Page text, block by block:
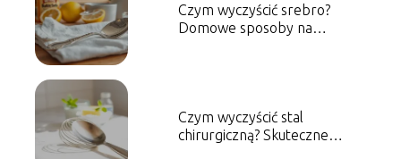
Czym wyczyścić srebro?
Domowe sposoby na
Czym wyczyścić stal
chirurgiczną? Skuteczne